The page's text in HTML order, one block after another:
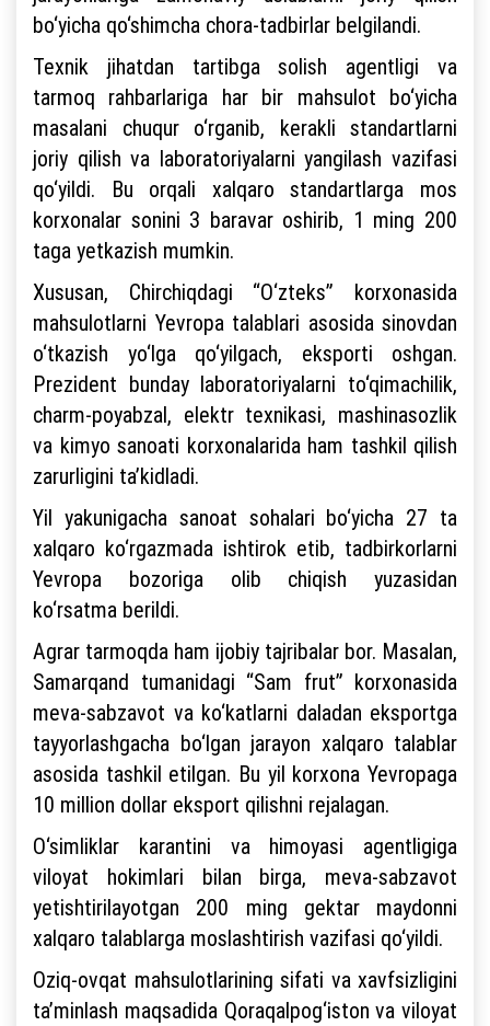
bo‘yicha qo‘shimcha chora-tadbirlar belgilandi.
Texnik jihatdan tartibga solish agentligi va
tarmoq rahbarlariga har bir mahsulot bo‘yicha
masalani chuqur o‘rganib, kerakli standartlarni
joriy qilish va laboratoriyalarni yangilash vazifasi
qo‘yildi. Bu orqali xalqaro standartlarga mos
korxonalar sonini 3 baravar oshirib, 1 ming 200
taga yetkazish mumkin.
Xususan, Chirchiqdagi “O‘zteks” korxonasida
mahsulotlarni Yevropa talablari asosida sinovdan
o‘tkazish yo‘lga qo‘yilgach, eksporti oshgan.
Prezident bunday laboratoriyalarni to‘qimachilik,
charm-poyabzal, elektr texnikasi, mashinasozlik
va kimyo sanoati korxonalarida ham tashkil qilish
zarurligini ta’kidladi.
Yil yakunigacha sanoat sohalari bo‘yicha 27 ta
xalqaro ko‘rgazmada ishtirok etib, tadbirkorlarni
Yevropa bozoriga olib chiqish yuzasidan
ko‘rsatma berildi.
Agrar tarmoqda ham ijobiy tajribalar bor. Masalan,
Samarqand tumanidagi “Sam frut” korxonasida
meva-sabzavot va ko‘katlarni daladan eksportga
tayyorlashgacha bo‘lgan jarayon xalqaro talablar
asosida tashkil etilgan. Bu yil korxona Yevropaga
10 million dollar eksport qilishni rejalagan.
O‘simliklar karantini va himoyasi agentligiga
viloyat hokimlari bilan birga, meva-sabzavot
yetishtirilayotgan 200 ming gektar maydonni
xalqaro talablarga moslashtirish vazifasi qo‘yildi.
Oziq-ovqat mahsulotlarining sifati va xavfsizligini
ta’minlash maqsadida Qoraqalpog‘iston va viloyat